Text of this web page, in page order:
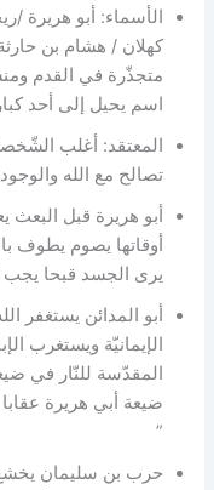
الأسماء: أبو هريرة /
كهلان / هشام بن
متجذّرة في القدم
اسم يحيل إلى أحد
المعتقد: أغلب
تصالح مع الله
أبو هريرة قبل البعث
أوقاتها يصوم يطوف
يرى الجسد قبحا
أبو المدائن يستغفر
الإيمانيّة ويستغرب
المقدّسة للنّار في
ضيعة أبي هريرة
”
حرب بن سليمان يخشع